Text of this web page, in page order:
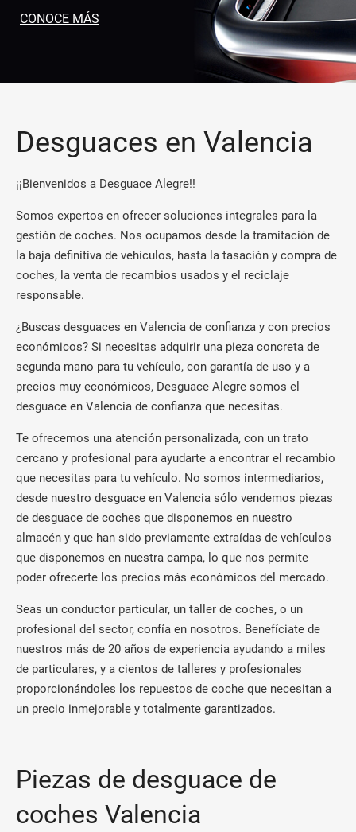
CONOCE MÁS
Desguaces en Valencia
¡¡Bienvenidos a Desguace Alegre!!
Somos expertos en ofrecer soluciones integrales para la
gestión de coches. Nos ocupamos desde la tramitación de
la baja definitiva de vehículos, hasta la tasación y compra de
coches, la venta de recambios usados y el reciclaje
responsable.
¿Buscas desguaces en Valencia de confianza y con precios
económicos? Si necesitas adquirir una pieza concreta de
segunda mano para tu vehículo, con garantía de uso y a
precios muy económicos, Desguace Alegre somos el
desguace en Valencia de confianza que necesitas.
Te ofrecemos una atención personalizada, con un trato
cercano y profesional para ayudarte a encontrar el recambio
que necesitas para tu vehículo. No somos intermediarios,
desde nuestro desguace en Valencia sólo vendemos piezas
de desguace de coches que disponemos en nuestro
almacén y que han sido previamente extraídas de vehículos
que disponemos en nuestra campa, lo que nos permite
poder ofrecerte los precios más económicos del mercado.
Seas un conductor particular, un taller de coches, o un
profesional del sector, confía en nosotros. Benefíciate de
nuestros más de 20 años de experiencia ayudando a miles
de particulares, y a cientos de talleres y profesionales
proporcionándoles los repuestos de coche que necesitan a
un precio inmejorable y totalmente garantizados.
Piezas de desguace de
coches Valencia